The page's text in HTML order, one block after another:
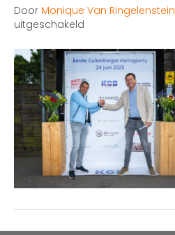
Door Monique Van Ringelenstein
uitgeschakeld
Haringparty-
9332